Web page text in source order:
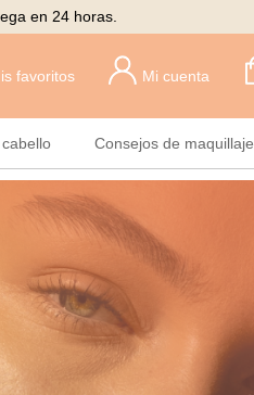
en 24 horas.
favoritos Mi cuenta
Consejos de maquillaje